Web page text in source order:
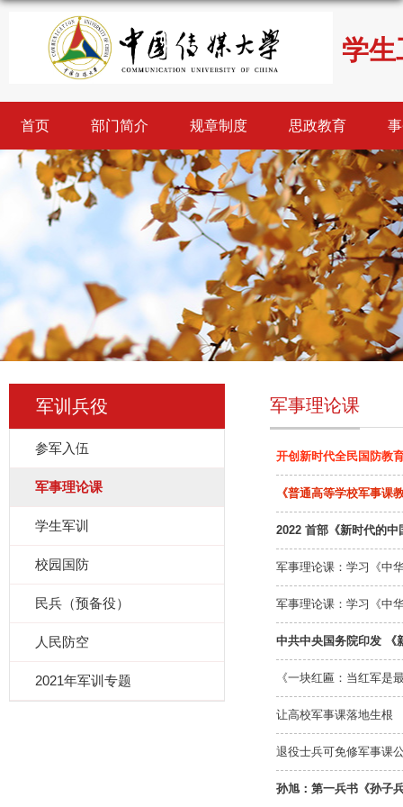
学生
首页 部门简介 规章制度 思政教育
军训兵役
参军入伍
军事理论课
学生军训
校园国防
民兵（预备役）
人民防空
2021年军训专题
军事理论课
开创新时代全民国防教
《普通高等学校军事课
2022 首部《新时代的
军事理论课：学习《中
军事理论课：学习《中
中共中央国务院印发 《
《一块红匾：当红军是
让高校军事课落地生根
退役士兵可免修军事课
孙旭：第一兵书《孙子